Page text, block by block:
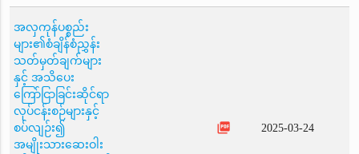
အလှကုန်ပစ္စည်း
များ၏စံချိန်စံညွှန်း
သတ်မှတ်ချက်များ
နှင့် အသိပေး
ကြော်ငြာခြင်းဆိုင်ရာ
လုပ်ငန်းစဉ်များနှင့်
စပ်လျဉ်း၍
အမျိုးသားဆေးဝါး
picture_as_pdf 2025-03-24